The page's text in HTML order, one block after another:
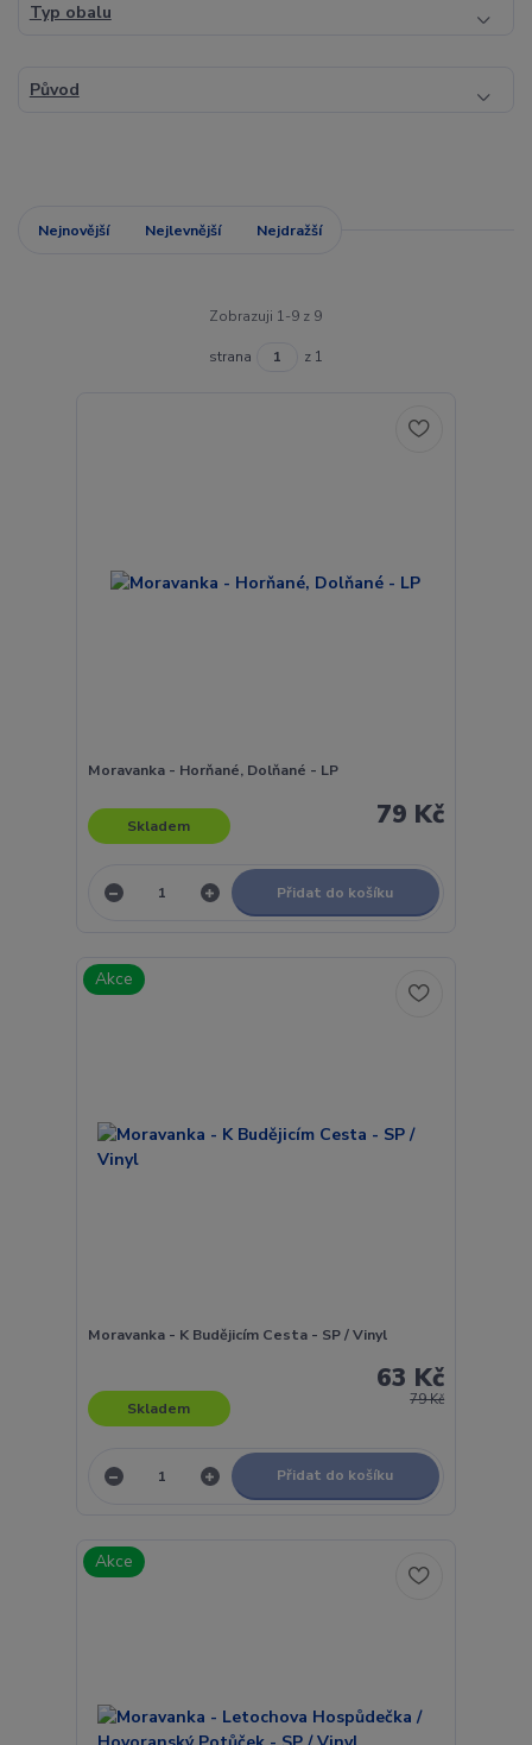
Typ obalu
Původ
Nejnovější Nejlevnější Nejdražší
Zobrazuji 1-9 z 9
strana z 1
Moravanka - Horňané, Dolňané - LP
79 Kč
Skladem
Přidat do košíku
Akce
Moravanka - K Budějicím Cesta - SP / Vinyl
79 Kč
63 Kč
Skladem
Přidat do košíku
Akce